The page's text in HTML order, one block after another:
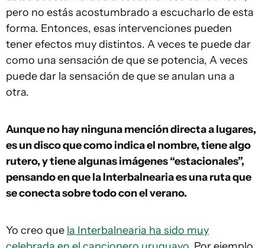
pero no estás acostumbrado a escucharlo de esta
forma. Entonces, esas intervenciones pueden
tener efectos muy distintos. A veces te puede dar
como una sensación de que se potencia, A veces
puede dar la sensación de que se anulan una a
otra.
Aunque no hay ninguna mención directa a lugares,
es un disco que como indica el nombre, tiene algo
rutero, y tiene algunas imágenes “estacionales”,
pensando en que la Interbalnearia es una ruta que
se conecta sobre todo con el verano.
Yo creo que la Interbalnearia ha sido muy